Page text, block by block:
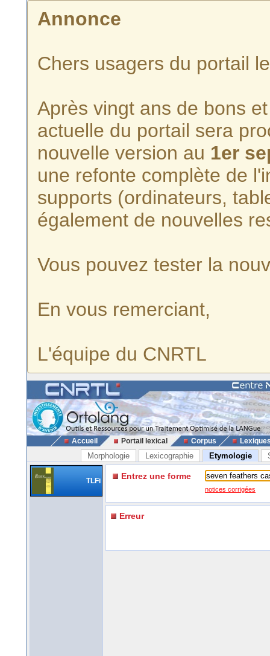
Annonce
Chers usagers du portail
Après vingt ans de bons
actuelle du portail sera
nouvelle version au 1er
une refonte complète de
supports (ordinateurs,
également de nouvelles
Vous pouvez tester la
En vous remerciant,
L'équipe du CNRTL
Accueil Portail lexical Corpus
Morphologie Lexicographie Etymologie
TLFi Entrez une forme
notices corrigées
Erreur